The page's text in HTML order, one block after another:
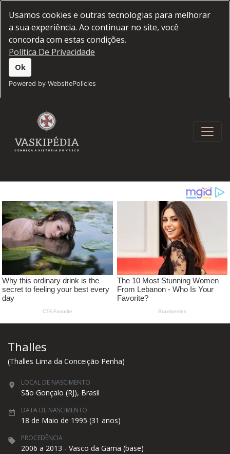
Usamos cookies e outras tecnologias para melhorar
a sua experiência. Ao continuar no site, você
concorda com estas condições.
Política De Privacidade
Ok
Powered by WebsitePolicies
Thalles
(Thalles Lima da Conceição Penha)
LOCAL DE NASCIMENTO
São Gonçalo (RJ), Brasil
DATA DE NASCIMENTO
18 de Maio de 1995 (31 anos)
PROCEDÊNCIA
2006 a 2013 - Vasco da Gama (base)